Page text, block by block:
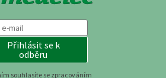
Přihlásit se k
odběru
souhlasíte se zpracováním